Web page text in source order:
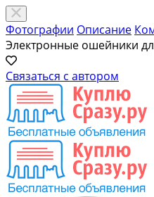
Фотографии Описание
Электронные ошейники
Связаться с автором